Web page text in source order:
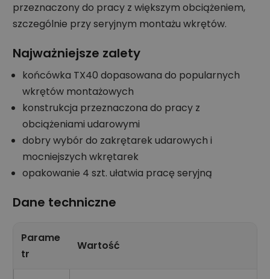
przeznaczony do pracy z większym obciążeniem,
szczególnie przy seryjnym montażu wkrętów.
Najważniejsze zalety
końcówka TX40 dopasowana do popularnych
wkrętów montażowych
konstrukcja przeznaczona do pracy z
obciążeniami udarowymi
dobry wybór do zakrętarek udarowych i
mocniejszych wkrętarek
opakowanie 4 szt. ułatwia pracę seryjną
Dane techniczne
Parame
tr
Wartość